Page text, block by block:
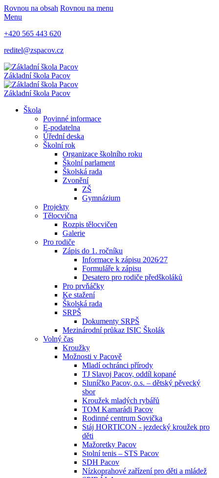
Rovnou na obsah Rovnou na menu
Menu
+420 565 443 620
reditel@zspacov.cz
Základní škola Pacov
Základní škola Pacov
Škola
Povinné informace
E-podatelna
Úřední deska
Školní rok
Organizace školního roku
Školní parlament
Školská rada
Zvonění
ZŠ
Gymnázium
Projekty
Tělocvična
Rozpis tělocvičen
Galerie
Pro rodiče
Zápis do 1. ročníku
Informace k zápisu 2026⁄27
Formuláře k zápisu
Desatero pro rodiče předškoláků
Pro prvňáčky
Ke stažení
Školská rada
SRPŠ
Dokumenty SRPŠ
Mezinárodní průkaz ISIC Školák
Volný čas
Kroužky
Možnosti v Pacově
Mladí ochránci přírody
TJ Slavoj Pacov, oddíl kopané
Sluníčko Pacov, o.s. – dětský pěvecký
sbor
Kroužek mladých rybářů
TOM Kamarádi Pacov
Rodinné centrum Sovička
Stáj HORTICON - jezdecký kroužek pro
děti
Mažoretky Pacov
Stolní tenis – STS Pacov
SDH Pacov
Nízkoprahové zařízení pro děti a mládež